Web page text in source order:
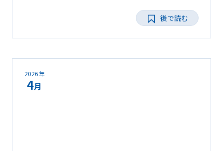
後で読む
2026年
4月